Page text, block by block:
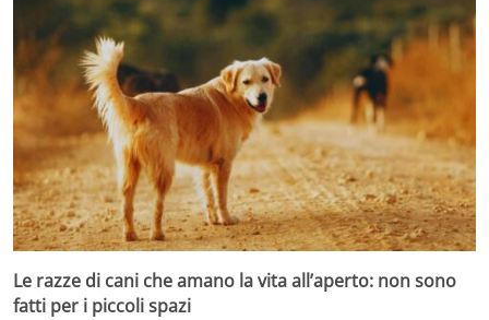
Le razze di cani che amano la vita all’aperto: non sono
fatti per i piccoli spazi